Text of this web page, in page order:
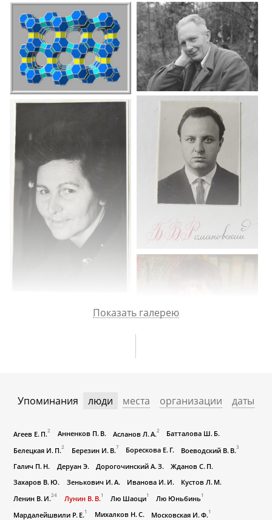
контрактов, поиск новых направлений
сотрудничества с европейскими лабораториями.
Ирина Игоревна Иванова и ее обширные
научные связи за рубежом, защита ею докторской
диссертации и переход на должность
заведующей лабораторией катализа. Новые
гранты и контракты в1990-еи2000-егоды.
Открытия и разработки мирового уровня в 20 00–
201
годы. История сотрудничества
с Грозненским нефтяным
научно-
исследовательским
институтом (ГрозНИИ).
Размышления о важнейших качествах ученого
и педагога, о глобализации и о роли религии
в жизни человека.
Показать галерею
Упоминания люди места организации даты
Агеев Е. П.2 Анненков П. В. Асланов Л. А. 2
Батталова Ш. Б.
Белецкая И. П.2 Березин И. В.7 Борескова Е. Г. Воеводский В. В.3
Галич П. Н. Деруан Э. Дорогочинский А. З.
Жданов С. П.
Захаров В. Ю.
Зенькович И. А. Иванова И. И.
Кустов Л. М.
Ленин В. И.24 Лунин В. В.1 Лю Шаоци1 Лю Юньбинь 1
Мардалейшвили Р. Е.1 Михалков Н. С. Московская И. Ф.1